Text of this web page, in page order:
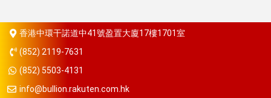
香港中環干諾道中41號盈置大廈17樓1701室
(852) 2119-7631
(852) 5503-4131
info@bullion.rakuten.com.hk